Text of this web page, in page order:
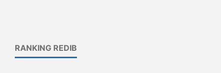
RANKING REDIB